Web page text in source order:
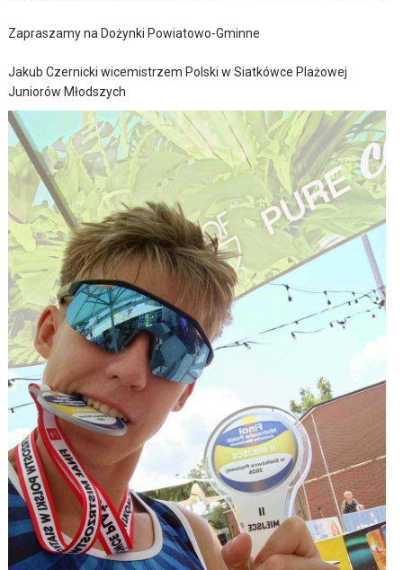
Zapraszamy na Dożynki Powiatowo-Gminne
Jakub Czernicki wicemistrzem Polski w Siatkówce Plażowej
Juniorów Młodszych